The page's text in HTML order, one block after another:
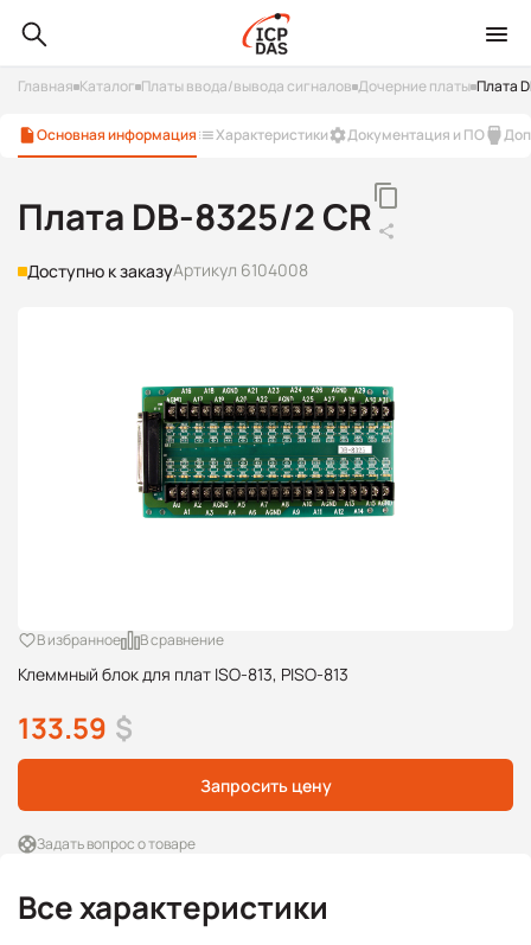
Главная Каталог Платы ввода/вывода сигналов Дочерние платы Плата
Основная информация Характеристики Документация и ПО
Плата DB-8325/2 CR
Доступно к заказуАртикул 6104008
Клеммный блок для плат ISO-813, PISO-813
В избранное В сравнение
133.59 $
Запросить цену
Задать вопрос о товаре
Все характеристики